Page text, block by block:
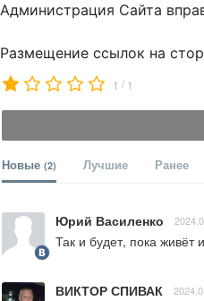
Администрация Сайта
Размещение ссылок на
1 / 1
Новые (2) Лучшие Ранее
Юрий Василенко
Так и будет, пока живёт
ВИКТОР СПИВАК